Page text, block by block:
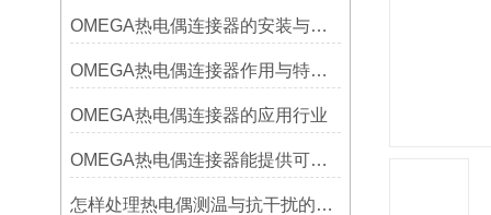
OMEGA热电偶连接器的安装与调试
OMEGA热电偶连接器作用与特点是什么？
OMEGA热电偶连接器的应用行业
OMEGA热电偶连接器能提供可靠的信号传输
怎样处理热电偶测温与抗干扰的问题